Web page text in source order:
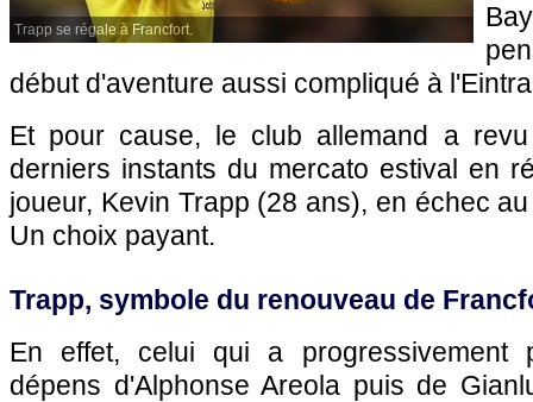
Trapp se régale à Francfort.
début d'aventure aussi compliqué à
Et pour cause, le club allemand a
derniers instants du mercato estival en
joueur, Kevin Trapp (28 ans), en échec
Un choix payant.
Trapp, symbole du renouveau de
En effet, celui qui a progressivement
dépens d'Alphonse Areola puis de